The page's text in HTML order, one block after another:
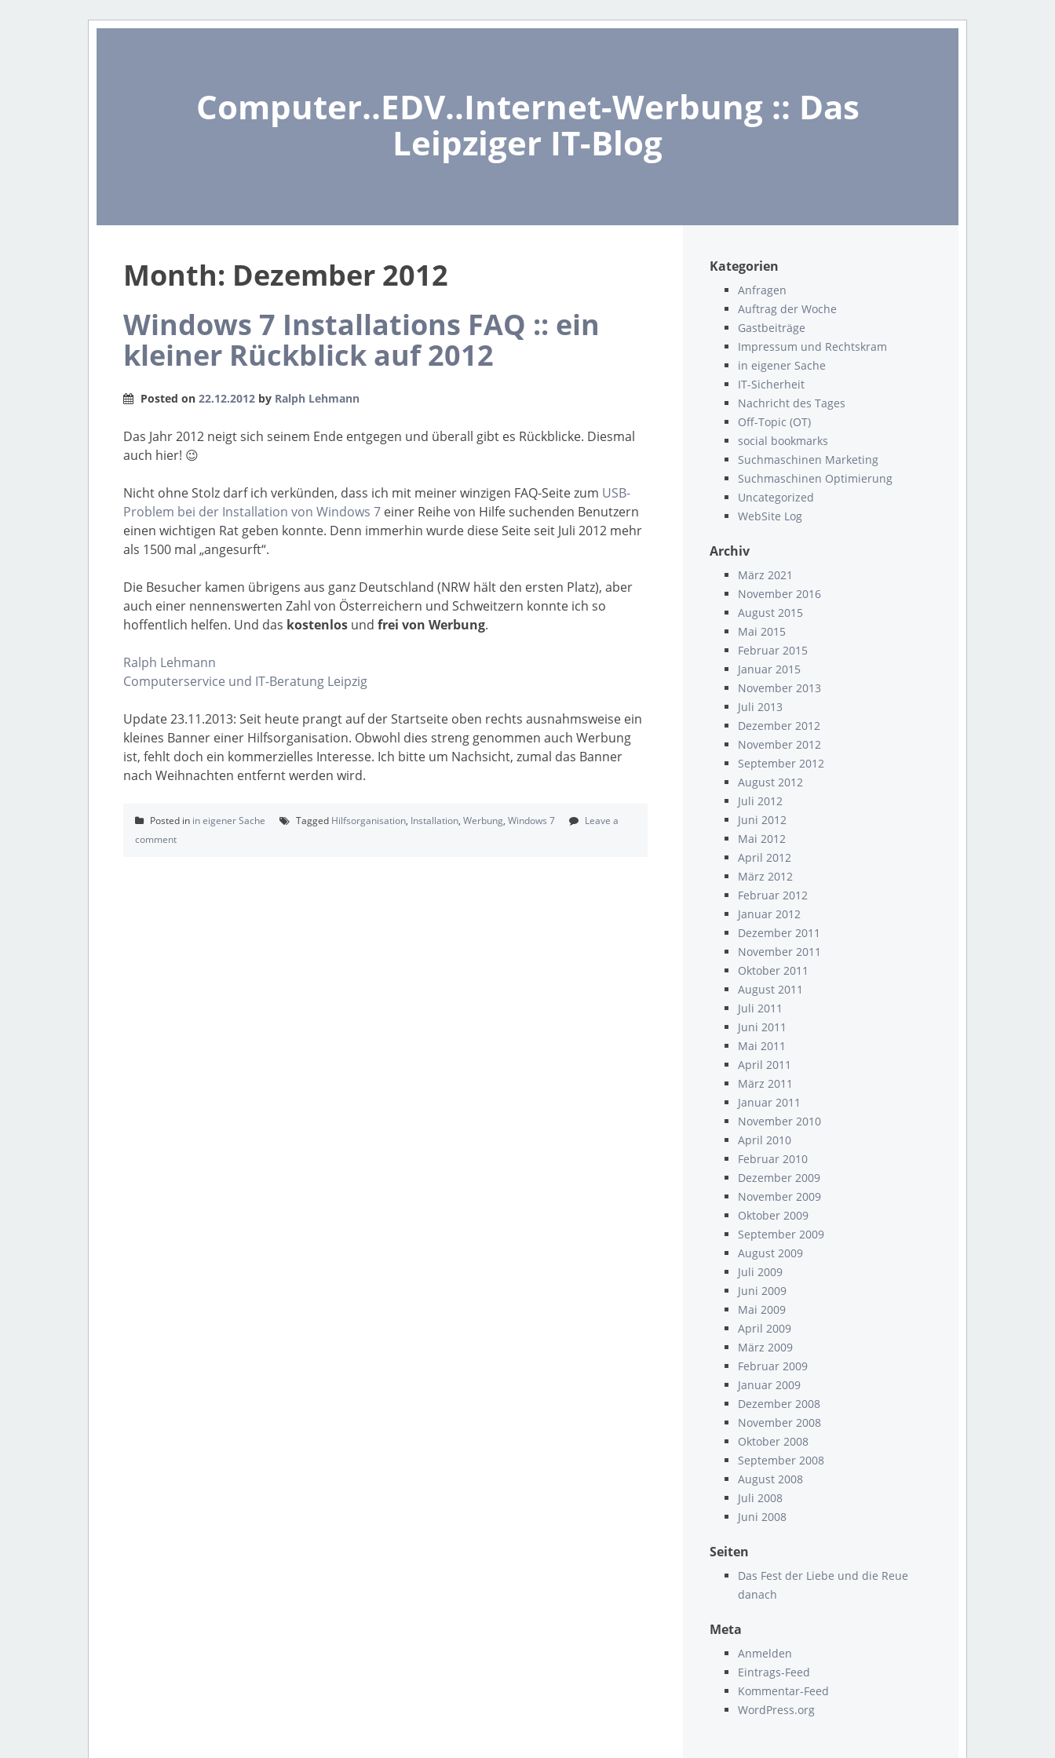
Computer..EDV..Internet-Werbung :: Das
Leipziger IT-Blog
Month: Dezember 2012
Windows 7 Installations FAQ :: ein
kleiner Rückblick auf 2012
Posted on 22.12.2012 by Ralph Lehmann
Das Jahr 2012 neigt sich seinem Ende entgegen und überall gibt es Rückblicke. Diesmal
auch hier! 😉
Nicht ohne Stolz darf ich verkünden, dass ich mit meiner winzigen FAQ-Seite zum USB-
Problem bei der Installation von Windows 7 einer Reihe von Hilfe suchenden Benutzern
einen wichtigen Rat geben konnte. Denn immerhin wurde diese Seite seit Juli 2012 mehr
als 1500 mal „angesurft“.
Die Besucher kamen übrigens aus ganz Deutschland (NRW hält den ersten Platz), aber
auch einer nennenswerten Zahl von Österreichern und Schweitzern konnte ich so
hoffentlich helfen. Und das kostenlos und frei von Werbung.
Ralph Lehmann
Computerservice und IT-Beratung Leipzig
Update 23.11.2013: Seit heute prangt auf der Startseite oben rechts ausnahmsweise ein
kleines Banner einer Hilfsorganisation. Obwohl dies streng genommen auch Werbung
ist, fehlt doch ein kommerzielles Interesse. Ich bitte um Nachsicht, zumal das Banner
nach Weihnachten entfernt werden wird.
Posted in in eigener Sache Tagged Hilfsorganisation, Installation, Werbung, Windows 7
Leave a
comment
Kategorien
Anfragen
Auftrag der Woche
Gastbeiträge
Impressum und Rechtskram
in eigener Sache
IT-Sicherheit
Nachricht des Tages
Off-Topic (OT)
social bookmarks
Suchmaschinen Marketing
Suchmaschinen Optimierung
Uncategorized
WebSite Log
Archiv
März 2021
November 2016
August 2015
Mai 2015
Februar 2015
Januar 2015
November 2013
Juli 2013
Dezember 2012
November 2012
September 2012
August 2012
Juli 2012
Juni 2012
Mai 2012
April 2012
März 2012
Februar 2012
Januar 2012
Dezember 2011
November 2011
Oktober 2011
August 2011
Juli 2011
Juni 2011
Mai 2011
April 2011
März 2011
Januar 2011
November 2010
April 2010
Februar 2010
Dezember 2009
November 2009
Oktober 2009
September 2009
August 2009
Juli 2009
Juni 2009
Mai 2009
April 2009
März 2009
Februar 2009
Januar 2009
Dezember 2008
November 2008
Oktober 2008
September 2008
August 2008
Juli 2008
Juni 2008
Seiten
Das Fest der Liebe und die Reue
danach
Meta
Anmelden
Eintrags-Feed
Kommentar-Feed
WordPress.org